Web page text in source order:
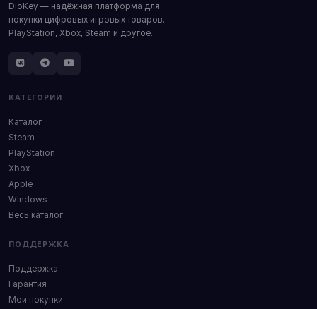
DioKey — надёжная платформа для
покупки цифровых игровых товаров.
PlayStation, Xbox, Steam и другое.
КАТЕГОРИИ
Каталог
Steam
PlayStation
Xbox
Apple
Windows
Весь каталог
ПОДДЕРЖКА
Поддержка
Гарантия
Мои покупки